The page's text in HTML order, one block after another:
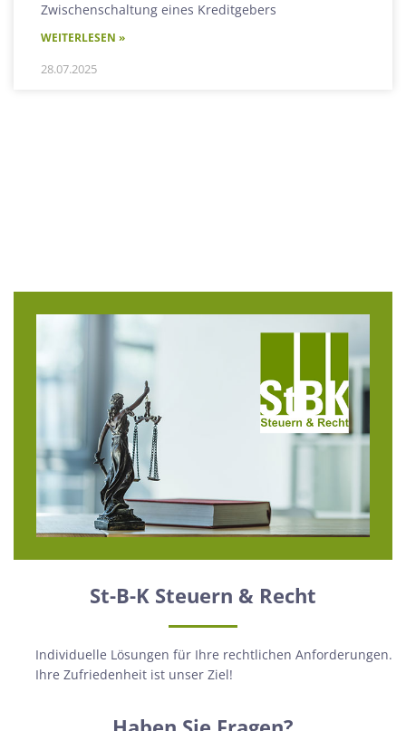
Zwischenschaltung eines Kreditgebers
WEITERLESEN »
28.07.2025
St-B-K Steuern & Recht
Individuelle Lösungen für Ihre rechtlichen Anforderungen.
Ihre Zufriedenheit ist unser Ziel!